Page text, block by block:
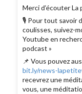
Merci d’écouter
🎙 Pour tout savoir
coulisses, suivez-
Youtube en
podcast »
📌 Vous pouvez
bit.ly/news-
recevrez une
vous, une